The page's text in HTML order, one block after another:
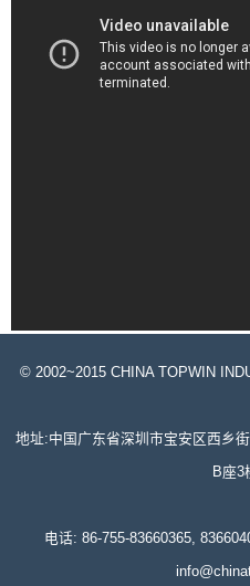
© 2002~2015 CHINA TOPWIN
地址:中国广东省深圳市宝安区西乡
B座3
电话: 86-755-83660365,